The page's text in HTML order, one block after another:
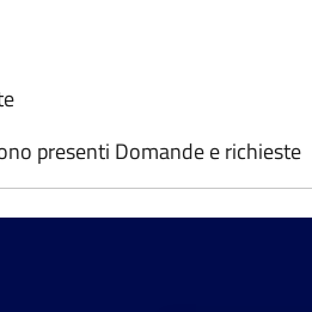
presenti Domande e richieste